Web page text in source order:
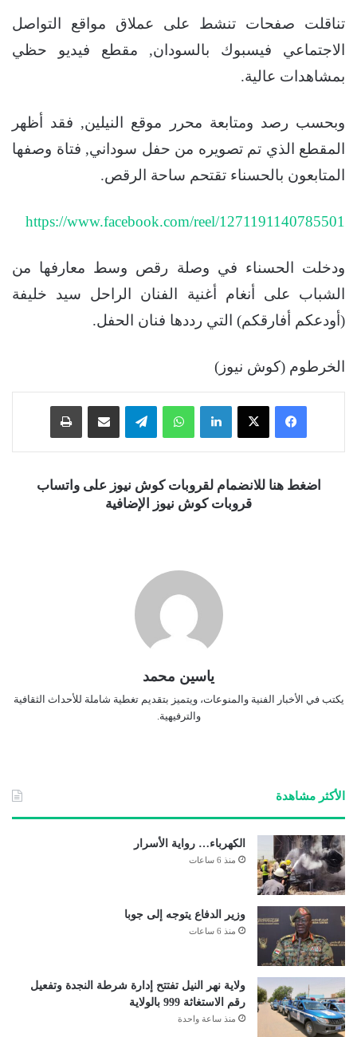
تناقلت صفحات تنشط على عملاق مواقع التواصل
الاجتماعي فيسبوك بالسودان, مقطع فيديو حظي
بمشاهدات عالية.
وبحسب رصد ومتابعة محرر موقع النيلين, فقد أظهر
المقطع الذي تم تصويره من حفل سوداني, فتاة وصفها
المتابعون بالحسناء تقتحم ساحة الرقص.
https://www.facebook.com/reel/1271191140785501
ودخلت الحسناء في وصلة رقص وسط معارفها من
الشباب على أنغام أغنية الفنان الراحل سيد خليفة
(أودعكم أفارقكم) التي رددها فنان الحفل.
الخرطوم (كوش نيوز)
فيسبوك ‫X لينكدإن واتساب تيلقرام
اضغط هنا للانضمام لقروبات كوش نيوز على واتساب
قروبات كوش نيوز الإضافية
ياسين محمد
يكتب في الأخبار الفنية والمنوعات، ويتميز بتقديم تغطية شاملة للأحداث الثقافية
والترفيهية.
الأكثر مشاهدة
الكهرباء… رواية الأسرار
منذ 6 ساعات
وزير الدفاع يتوجه إلى جوبا
منذ 6 ساعات
ولاية نهر النيل تفتتح إدارة شرطة النجدة وتفعيل
رقم الاستغاثة 999 بالولاية
منذ ساعة واحدة